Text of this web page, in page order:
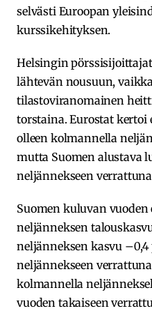
selvästi Euroopan
kurssikehityksen.
Helsingin
lähtevän nousuun,
tilastoviranomainen
torstaina. Eurostat kertoi
olleen kolmannella
mutta Suomen alustava
neljännekseen
Suomen kuluvan
neljänneksen
neljänneksen kasvu –0,4
neljännekseen
kolmannella
vuoden takaiseen